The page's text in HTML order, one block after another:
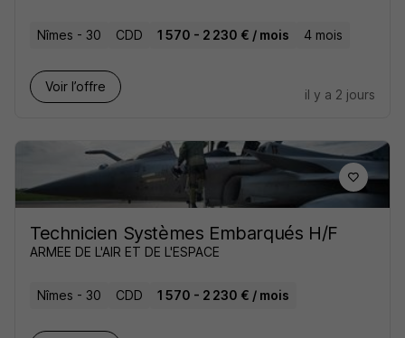
Nîmes - 30 CDD 1 570 - 2 230 € / mois 4 mois
Voir l’offre
il y a 2 jours
Technicien Systèmes Embarqués H/F
ARMEE DE L'AIR ET DE L'ESPACE
Nîmes - 30 CDD 1 570 - 2 230 € / mois